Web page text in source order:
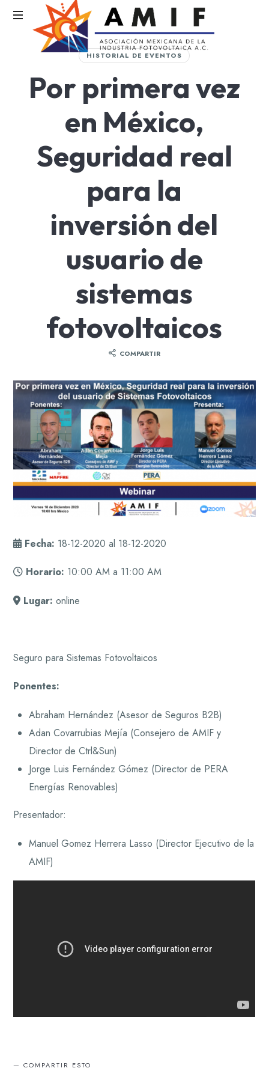
AMIF
de
Fotovoltaica
HISTORIAL DE EVENTOS
Por primera vez
en México,
Seguridad real
para la
inversión del
usuario de
sistemas
fotovoltaicos
COMPARTIR
Fecha: 18-12-2020 al 18-12-2020
Horario: 10:00 AM a 11:00 AM
Lugar:online
Seguro para Sistemas Fotovoltaicos
Ponentes:
Abraham Hernández (Asesor de Seguros B2B)
Adan Covarrubias Mejía (Consejero de AMIF y
Director de Ctrl&Sun)
Jorge Luis Fernández Gómez (Director de PERA
Energías Renovables)
Presentador:
Manuel Gomez Herrera Lasso (Director Ejecutivo de la
AMIF)
COMPARTIR ESTO